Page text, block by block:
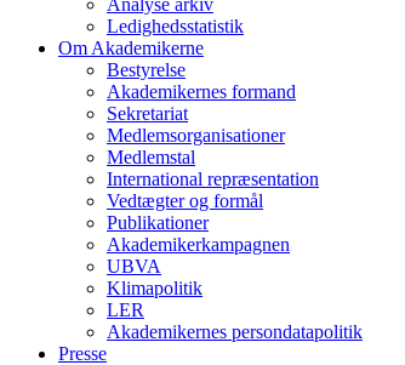
Analyse arkiv
Ledighedsstatistik
Om Akademikerne
Bestyrelse
Akademikernes formand
Sekretariat
Medlemsorganisationer
Medlemstal
International repræsentation
Vedtægter og formål
Publikationer
Akademikerkampagnen
UBVA
Klimapolitik
LER
Akademikernes persondatapolitik
Presse